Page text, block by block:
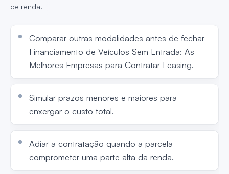
de renda.
Comparar outras modalidades antes de fechar
Financiamento de Veículos Sem Entrada: As
Melhores Empresas para Contratar Leasing.
Simular prazos menores e maiores para
enxergar o custo total.
Adiar a contratação quando a parcela
comprometer uma parte alta da renda.